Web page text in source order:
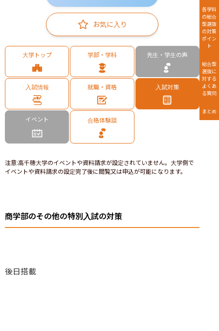
お気に入り
大学トップ 学部・学科 先生・学生の声
入試情報 就職・資格 入試対策
イベント 合格体験談
注意:高千穂大学のイベントや資料請求が設定されていません。大学側で
イベントや資料請求の設定完了後に閲覧又は申込が可能になります。
商学部のその他の特別入試の対策
後日搭載
各学科
の総合
型選抜
の対策
ポイン
ト
総合型
選抜に
対する
よくあ
る質問
まとめ